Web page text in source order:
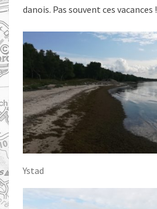
danois. Pas souvent ces vacances !
Ystad